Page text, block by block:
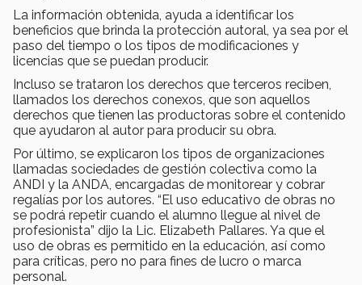
La información obtenida, ayuda a identificar los
beneficios que brinda la protección autoral, ya sea por el
paso del tiempo o los tipos de modificaciones y
licencias que se puedan producir.
Incluso se trataron los derechos que terceros reciben,
llamados los derechos conexos, que son aquellos
derechos que tienen las productoras sobre el contenido
que ayudaron al autor para producir su obra.
Por último, se explicaron los tipos de organizaciones
llamadas sociedades de gestión colectiva como la
ANDI y la ANDA, encargadas de monitorear y cobrar
regalías por los autores. “El uso educativo de obras no
se podrá repetir cuando el alumno llegue al nivel de
profesionista” dijo la Lic. Elizabeth Pallares. Ya que el
uso de obras es permitido en la educación, así como
para críticas, pero no para fines de lucro o marca
personal.